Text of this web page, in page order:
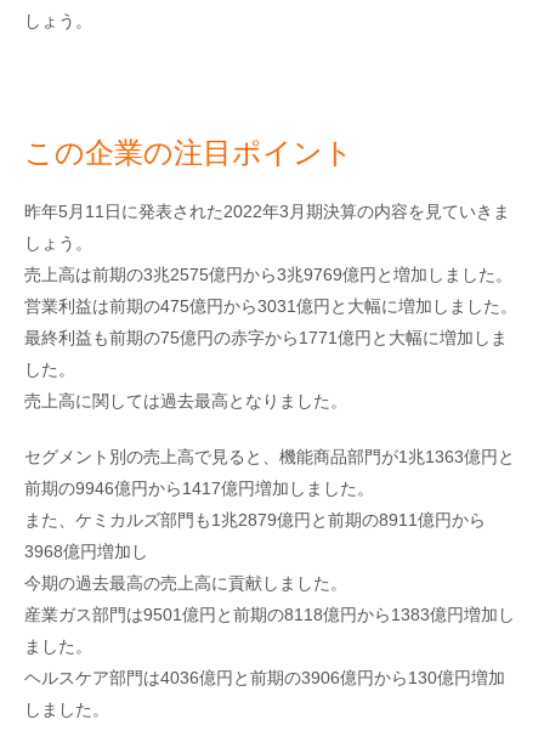
しょう。
この企業の注目ポイント
昨年5月11日に発表された2022年3月期決算の内容を見ていきま
しょう。
売上高は前期の3兆2575億円から3兆9769億円と増加しました。
営業利益は前期の475億円から3031億円と大幅に増加しました。
最終利益も前期の75億円の赤字から1771億円と大幅に増加しま
した。
売上高に関しては過去最高となりました。
セグメント別の売上高で見ると、機能商品部門が1兆1363億円と
前期の9946億円から1417億円増加しました。
また、ケミカルズ部門も1兆2879億円と前期の8911億円から
3968億円増加し
今期の過去最高の売上高に貢献しました。
産業ガス部門は9501億円と前期の8118億円から1383億円増加し
ました。
ヘルスケア部門は4036億円と前期の3906億円から130億円増加
しました。